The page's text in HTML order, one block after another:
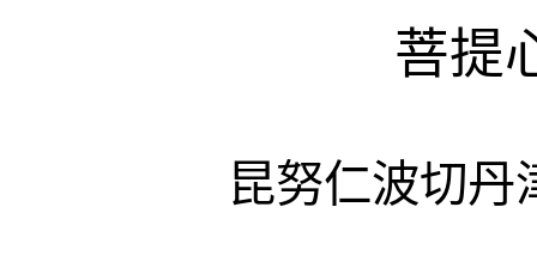
菩提
昆努仁波切丹